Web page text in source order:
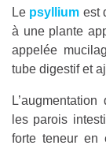
Le psyllium est
à une plante
appelée
tube digestif et
les parois
forte teneur en